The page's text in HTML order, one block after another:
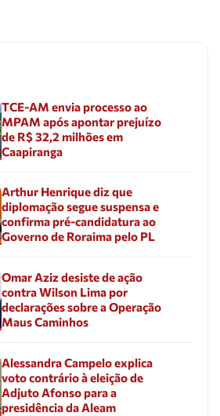
TCE-AM envia processo ao
MPAM após apontar prejuízo
de R$ 32,2 milhões em
Caapiranga
Arthur Henrique diz que
diplomação segue suspensa e
confirma pré-candidatura ao
Governo de Roraima pelo PL
Omar Aziz desiste de ação
contra Wilson Lima por
declarações sobre a Operação
Maus Caminhos
Alessandra Campelo explica
voto contrário à eleição de
Adjuto Afonso para a
presidência da Aleam